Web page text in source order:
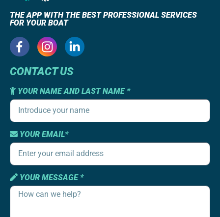
THE APP WITH THE BEST PROFESSIONAL SERVICES
FOR YOUR BOAT
CONTACT US
YOUR NAME AND LAST NAME *
YOUR EMAIL*
YOUR MESSAGE *